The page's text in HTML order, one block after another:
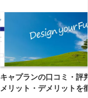
キャプランの口コミ・評
メリット・デメリットを